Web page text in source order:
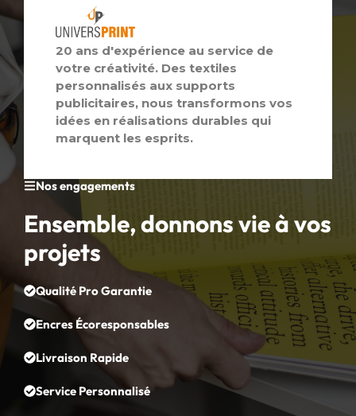
Nos engagements
Ensemble, donnons vie à vos
projets
Qualité Pro Garantie
Encres Écoresponsables
Livraison Rapide
Service Personnalisé
20 ans d'expérience au service de
votre créativité. Des textiles
personnalisés aux supports
publicitaires, nous transformons vos
idées en réalisations durables qui
marquent les esprits.